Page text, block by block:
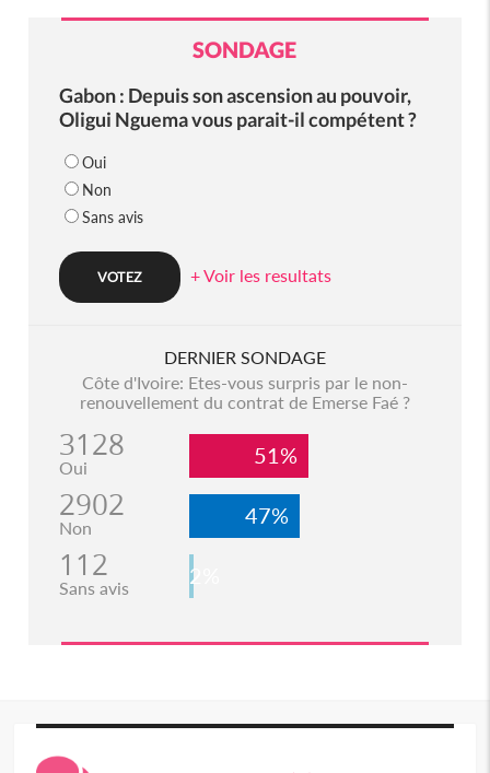
SONDAGE
Gabon : Depuis son ascension au pouvoir,
Oligui Nguema vous parait-il compétent ?
Oui
Non
Sans avis
+ Voir les resultats
DERNIER SONDAGE
Côte d'Ivoire: Etes-vous surpris par le non-
renouvellement du contrat de Emerse Faé ?
3128
Oui 51%
2902
Non 47%
112
Sans avis 2%